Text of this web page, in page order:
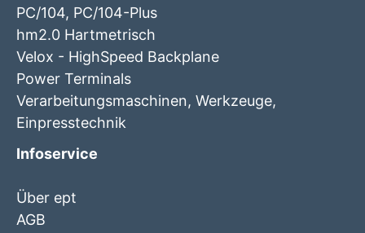
PC/104, PC/104-Plus
hm2.0 Hartmetrisch
Velox - HighSpeed Backplane
Power Terminals
Verarbeitungsmaschinen, Werkzeuge,
Einpresstechnik
Infoservice
Über ept
AGB